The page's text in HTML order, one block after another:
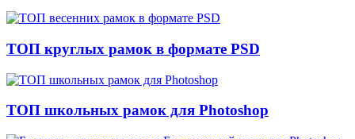
ТОП круглых рамок в формате PSD
ТОП школьных рамок для Photoshop